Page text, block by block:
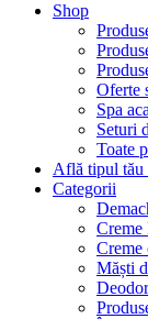
Shop
Oferte
Spa
Seturi
Toate
Află tipul tău
Categorii
Creme
Creme
Măști